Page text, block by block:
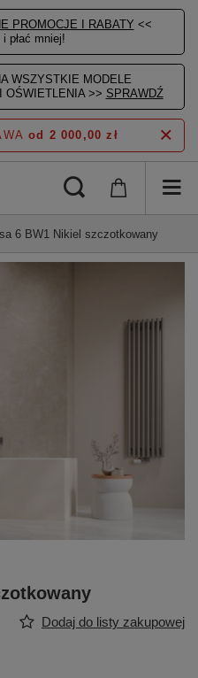
PROMOCJE I RABATY <<
płać mniej!
WSZYSTKIE MODELE
OŚWIETLENIA >> SPRAWDŹ
od 2 000,00 zł
6 BW1 Nikiel szczotkowany
Dodaj do listy zakupowej